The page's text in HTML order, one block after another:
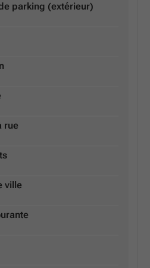
parking (extérieur)
rue
ville